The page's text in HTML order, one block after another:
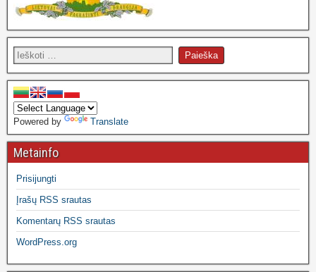
Powered by Translate
Metainfo
Prisijungti
Įrašų RSS srautas
Komentarų RSS srautas
WordPress.org